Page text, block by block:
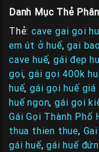
Danh Mục Thẻ
Thẻ: cave gai goi
em út ở huế,gai
cave huế,gái đẹp
gọi,gái gọi 400k
huế,gái gọi huế giá
huế ngon,gái gọi
Gái Gọi Thành Phố
thua thien thue,
gái huế,gái huế